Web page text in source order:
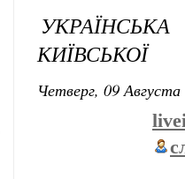
КИЇВСЬКОЇ
Четверг, 09